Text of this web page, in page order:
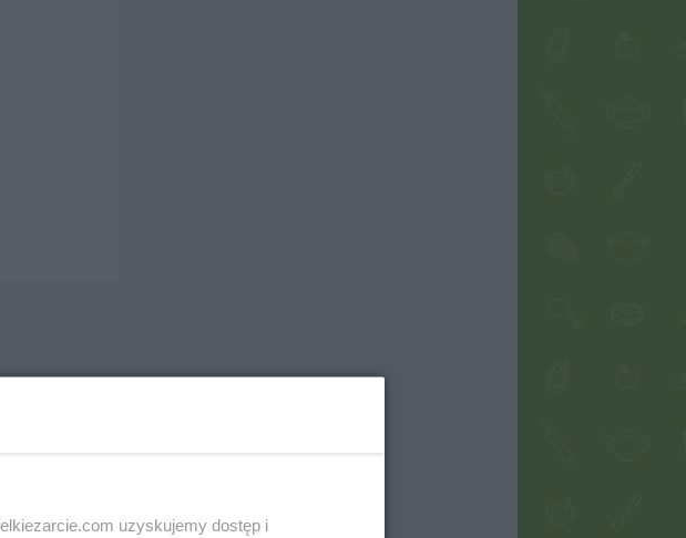
uzyskujemy dostęp i